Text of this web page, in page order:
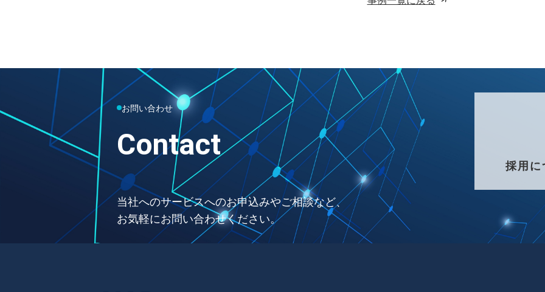
お問い合わせ
Contact
当社へのサービスへのお申込みやご相談など、
お気軽にお問い合わせください。
採用に